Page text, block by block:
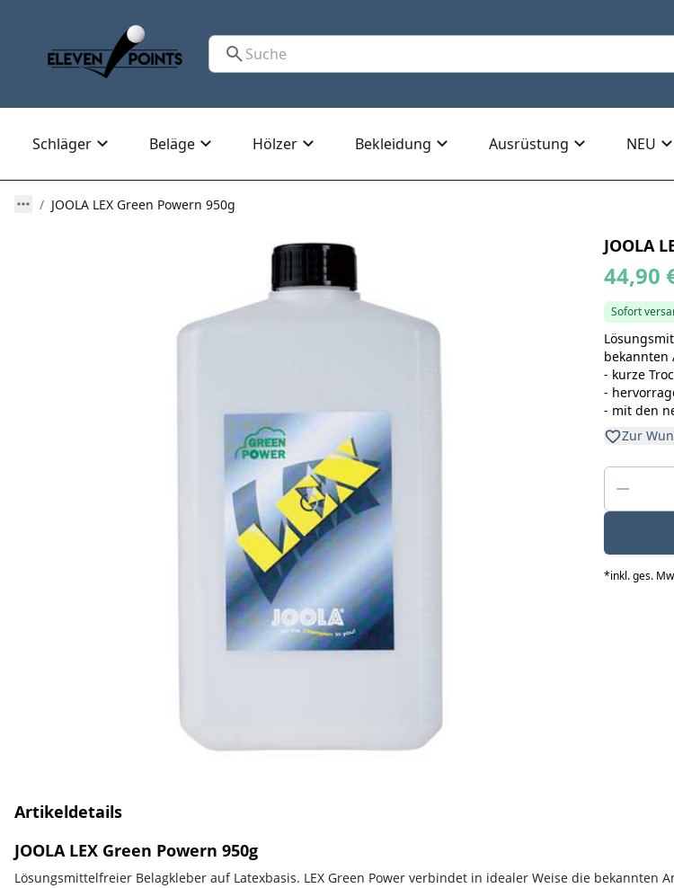
Schläger Beläge Hölzer Bekleidung Ausrüstung NEU
JOOLA LEX Green Powern 950g
JOOLA
44,90
Sofort
bekannten
- kurze
-
- mit den
Zur
*inkl. ges.
Artikeldetails
JOOLA LEX Green Powern 950g
Lösungsmittelfreier Belagkleber auf Latexbasis. LEX Green Power verbindet in idealer Weise die bekannten